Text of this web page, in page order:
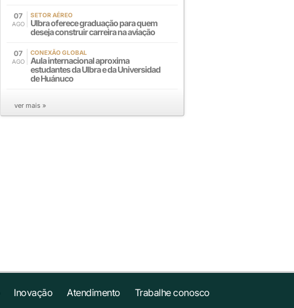
07
AGO
SETOR AÉREO
Ulbra oferece graduação para quem
deseja construir carreira na aviação
07
AGO
CONEXÃO GLOBAL
Aula internacional aproxima
estudantes da Ulbra e da Universidad
de Huánuco
ver mais »
Inovação Atendimento Trabalhe conosco